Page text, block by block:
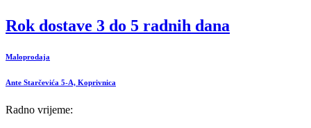
Rok dostave 3 do 5 radnih dana
Maloprodaja
Ante Starčevića 5-A, Koprivnica
Radno vrijeme: